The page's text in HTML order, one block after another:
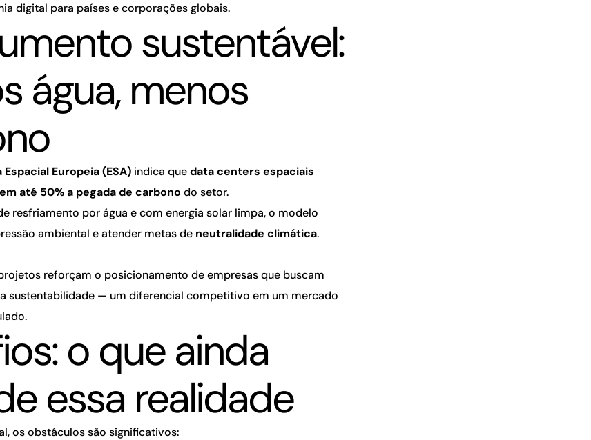
digital para países e corporações globais.
sustentável:
água, menos
Europeia (ESA) indica quedata centers espaciais
até 50% a pegada de carbono do setor.
resfriamento por água e com energia solar limpa, o modelo
ambiental e atender metas de neutralidade climática.
reforçam o posicionamento de empresas que buscam
sustentabilidade — um diferencial competitivo em um mercado
o que ainda
essa realidade
os obstáculos são significativos: